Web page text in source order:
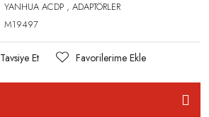
YANHUA ACDP ,ADAPTÖRLER
M19497
Tavsiye Et